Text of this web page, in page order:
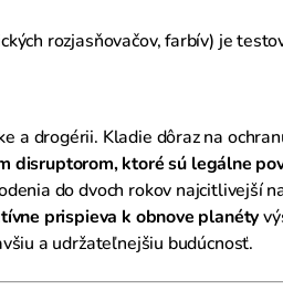
rozjasňovačov, farbív) je
a drogérii. Kladie dôraz na
disruptorom, ktoré sú legálne
do dvoch rokov najcitlivejší
prispieva k obnove planéty
a udržateľnejšiu budúcnosť.